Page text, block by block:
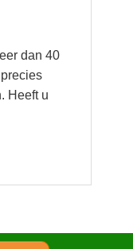
dan 40
Heeft u